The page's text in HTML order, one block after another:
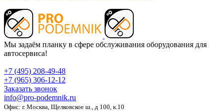
Мы задаём планку в сфере обслуживания оборудования для
автосервиса!
+7 (495) 208-49-48
+7 (965) 306-12-12
Заказать звонок
info@pro-podemnik.ru
Офис: г. Москва, Щелковское ш., д 100, к.10